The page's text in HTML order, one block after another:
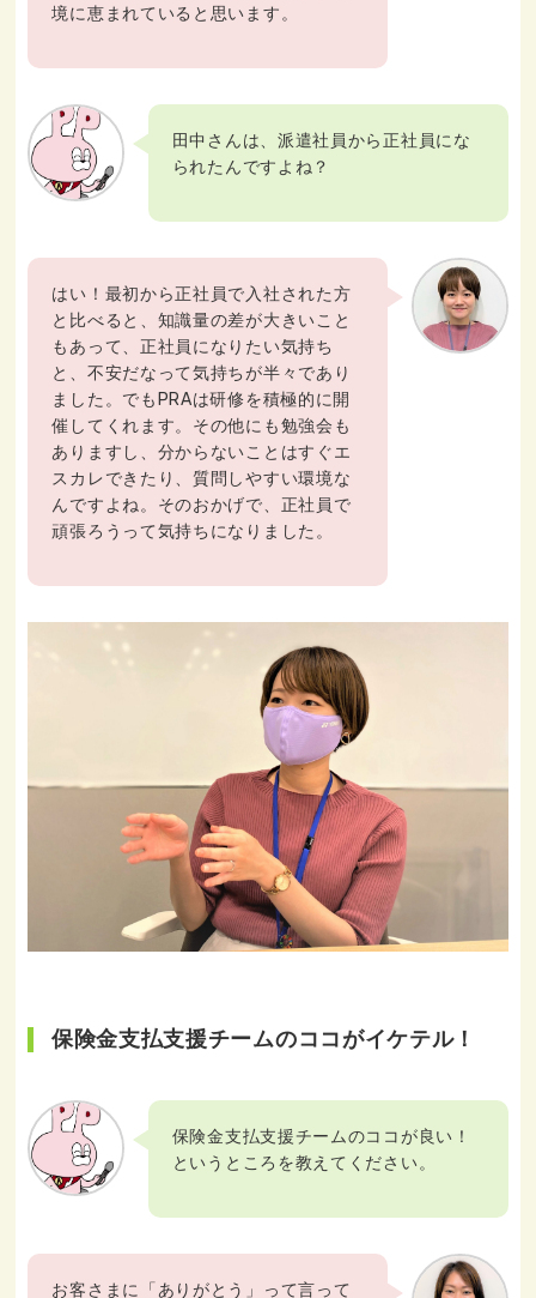
境に恵まれていると思います。
田中さんは、派遣社員から正社員にな
られたんですよね？
はい！最初から正社員で入社された方
と比べると、知識量の差が大きいこと
もあって、正社員になりたい気持ち
と、不安だなって気持ちが半々であり
ました。でもPRAは研修を積極的に開
催してくれます。その他にも勉強会も
ありますし、分からないことはすぐエ
スカレできたり、質問しやすい環境な
んですよね。そのおかげで、正社員で
頑張ろうって気持ちになりました。
保険金支払支援チームのココがイケテル！
保険金支払支援チームのココが良い！
というところを教えてください。
お客さまに「ありがとう」って言って